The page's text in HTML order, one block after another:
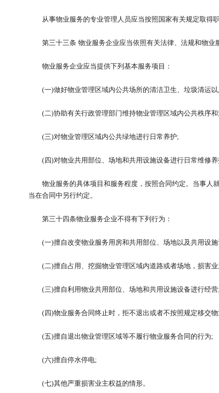
从事物业服务的专业管理人员应当按照国家有关规定取得
第三十三条 物业服务企业应当依照有关法律、法规和物业
物业服务企业应当提供下列基本服务项目：
(一)做好物业管理区域内公共场所的清洁卫生、垃圾清运以
(二)协助有关行政管理部门维持物业管理区域内公共秩序和
(三)对物业管理区域内公共绿地进行日常养护;
(四)对物业共用部位、场地和共用设施设备进行日常维修养
物业服务的具体项目和服务程度，按照合同约定。当事人
当在合同中另行约定。
第三十四条物业服务企业不得有下列行为：
(一)擅自改变物业服务用房和共用部位、场地以及共用设施
(二)擅自占用、挖掘物业管理区域内道路或者场地，损害业
(三)擅自利用物业共用部位、场地和共用设施设备进行经营
(四)物业服务合同终止时，拒不退出或者不按照规定移交物
(五)擅自退出物业管理区域等不履行物业服务合同的行为;
(六)擅自停水停电;
(七)其他严重损害业主权益的情形。